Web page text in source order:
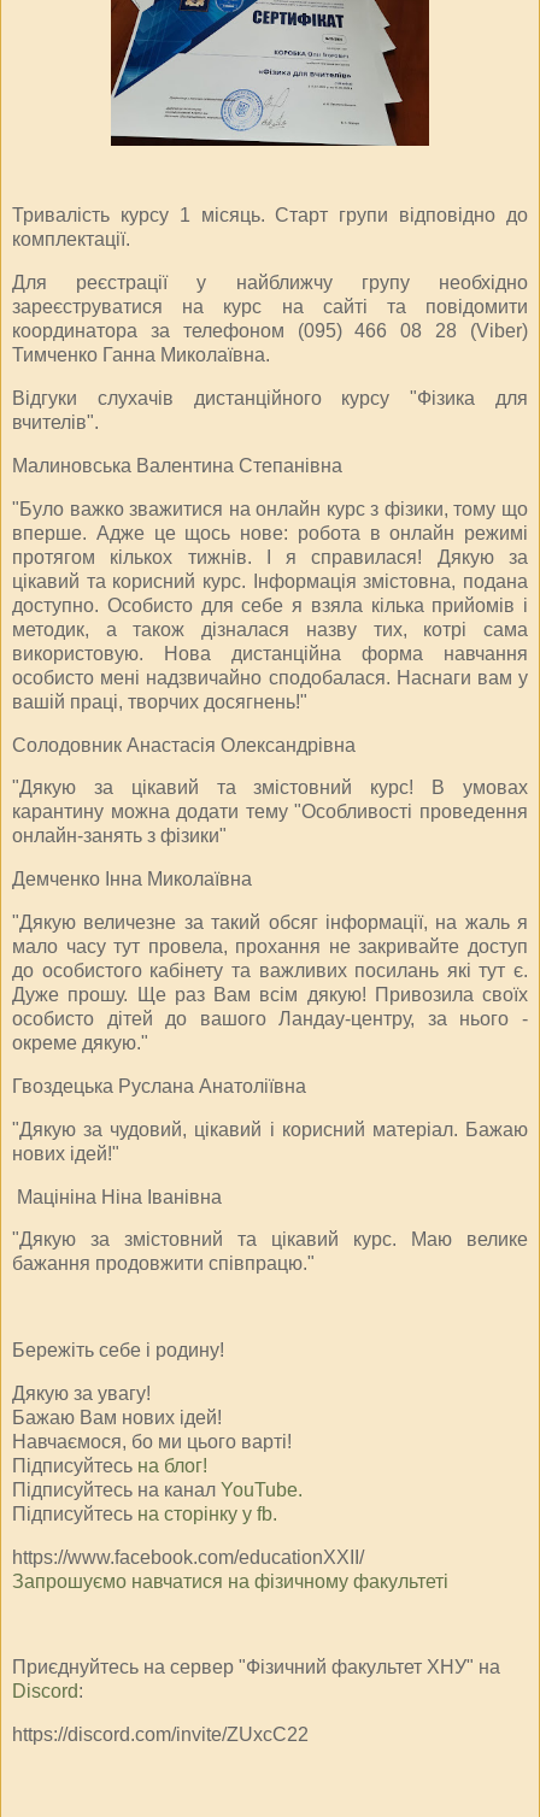
Тривалість курсу 1 місяць. Старт групи відповідно до
комплектації.
Для реєстрації у найближчу групу необхідно
зареєструватися на курс на сайті та повідомити
координатора за телефоном (095) 466 08 28 (Viber)
Тимченко Ганна Миколаївна.
Відгуки слухачів дистанційного курсу "Фізика для
вчителів".
Малиновська Валентина Степанівна
"Було важко зважитися на онлайн курс з фізики, тому що
вперше. Адже це щось нове: робота в онлайн режимі
протягом кількох тижнів. І я справилася! Дякую за
цікавий та корисний курс. Інформація змістовна, подана
доступно. Особисто для себе я взяла кілька прийомів і
методик, а також дізналася назву тих, котрі сама
використовую. Нова дистанційна форма навчання
особисто мені надзвичайно сподобалася. Наснаги вам у
вашій праці, творчих досягнень!"
Солодовник Анастасія Олександрівна
"Дякую за цікавий та змістовний курс! В умовах
карантину можна додати тему "Особливості проведення
онлайн-занять з фізики"
Демченко Інна Миколаївна
"Дякую величезне за такий обсяг інформації, на жаль я
мало часу тут провела, прохання не закривайте доступ
до особистого кабінету та важливих посилань які тут є.
Дуже прошу. Ще раз Вам всім дякую! Привозила своїх
особисто дітей до вашого Ландау-центру, за нього -
окреме дякую."
Гвоздецька Руслана Анатоліївна
"Дякую за чудовий, цікавий і корисний матеріал. Бажаю
нових ідей!"
Мацініна Ніна Іванівна
"Дякую за змістовний та цікавий курс. Маю велике
бажання продовжити співпрацю."
Бережіть себе і родину!
Дякую за увагу!
Бажаю Вам нових ідей!
Навчаємося, бо ми цього варті!
Підписуйтесь на блог!
Підписуйтесь на канал YouTube.
Підписуйтесь на сторінку у fb.
https://www.facebook.com/educationXXII/
Запрошуємо навчатися на фізичному факультеті
Приєднуйтесь на сервер "Фізичний факультет ХНУ" на
Discord:
https://discord.com/invite/ZUxcC22